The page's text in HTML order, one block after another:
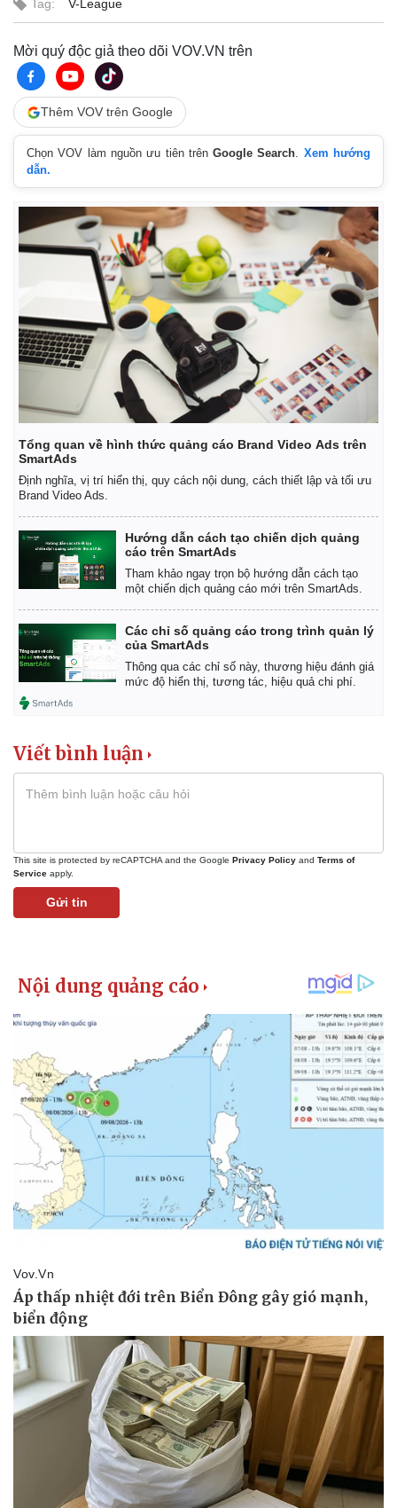
Kinh tế
Bất động sản
Giá vàng
Tiêu dùng
Tỷ giá
Chứng khoán
Giá cà phê
Tag: V-League
Mời quý độc giả theo dõi VOV.VN trên
Thêm VOV trên Google
Chọn VOV làm nguồn ưu tiên trênGoogle Search. Xem hướng
dẫn.
Tổng quan về hình thức quảng cáo Brand Video Ads trên
SmartAds
Định nghĩa, vị trí hiển thị, quy cách nội dung, cách thiết lập và tối ưu
Brand Video Ads.
Hướng dẫn cách tạo chiến dịch quảng
cáo trên SmartAds
Tham khảo ngay trọn bộ hướng dẫn cách tạo
một chiến dịch quảng cáo mới trên SmartAds.
Các chỉ số quảng cáo trong trình quản lý
của SmartAds
Thông qua các chỉ số này, thương hiệu đánh giá
mức độ hiển thị, tương tác, hiệu quả chi phí.
Viết bình luận
This site is protected by reCAPTCHA and the Google Privacy Policy and Terms of
Service apply.
Gửi tin